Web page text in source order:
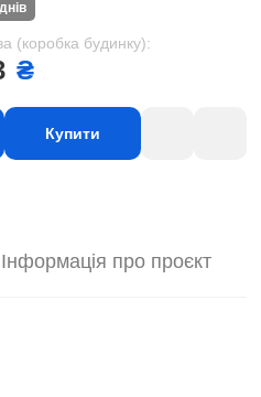
(коробка будинку):
₴
Купити
Інформація про проєкт